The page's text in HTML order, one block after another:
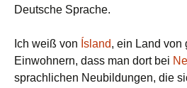
Deutsche Sprache.
Ich weiß von Ísland, ein Land von
Einwohnern, dass man dort bei
sprachlichen Neubildungen, die